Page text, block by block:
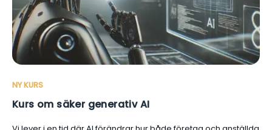
NY KURS
Kurs om säker generativ AI